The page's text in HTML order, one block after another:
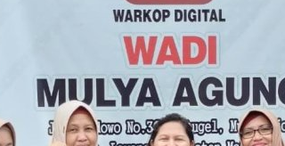
Budaya yang TetapPemerintah